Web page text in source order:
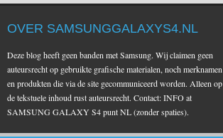
OVER SAMSUNGGALAXYS4.NL
Deze blog heeft geen banden met Samsung. Wij claimen geen
auteursrecht op gebruikte grafische materialen, noch merknamen
en produkten die via de site gecommuniceerd worden. Alleen op
de tekstuele inhoud rust auteursrecht. Contact: INFO at
SAMSUNG GALAXY S4 punt NL (zonder spaties).